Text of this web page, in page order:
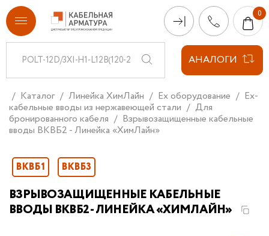
АНАЛОГИ
Каталог Линейка ХимЛайн Ex оборудование
Ex-
кабельные вводы из нержавеющей стали
Для
бронированного кабеля
Взрывозащищенные кабельные
вводы ВКВБ2 - Линейка «ХимЛайн»
ВКВБ1 ВКВБ3
ВЗРЫВОЗАЩИЩЕННЫЕ КАБЕЛЬНЫЕ
ВВОДЫ ВКВБ2 - ЛИНЕЙКА «ХИМЛАЙН»